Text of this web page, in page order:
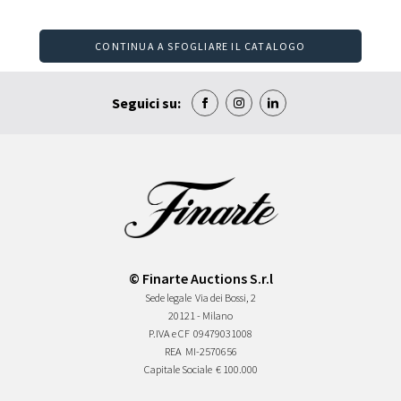
CONTINUA A SFOGLIARE IL CATALOGO
Seguici su:
© Finarte Auctions S.r.l
Sede legale Via dei Bossi, 2
20121 - Milano
P.IVA e CF 09479031008
REA MI-2570656
Capitale Sociale € 100.000